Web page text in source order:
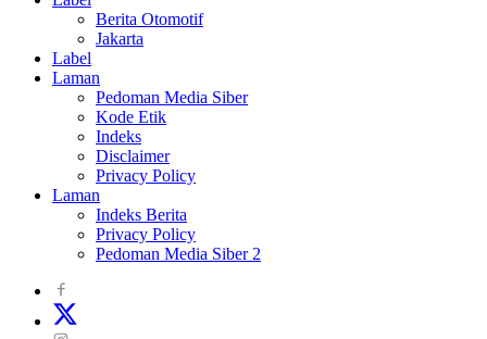
Berita Otomotif
Jakarta
Label
Laman
Pedoman Media Siber
Kode Etik
Indeks
Disclaimer
Privacy Policy
Laman
Indeks Berita
Privacy Policy
Pedoman Media Siber 2